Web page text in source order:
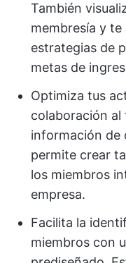
También
membresía y
estrategias de
metas de
Optimiza tus
colaboración al
información de
permite crear
los miembros
empresa.
Facilita la
miembros con